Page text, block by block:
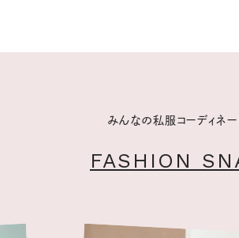
みんなの私服コーディネー
FASHION